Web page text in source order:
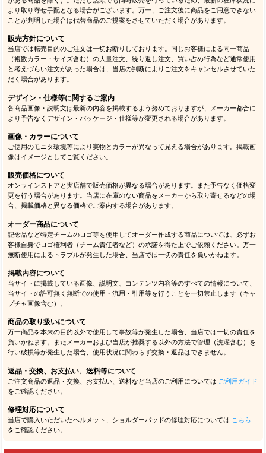
より取り寄せ手配となる場合がございます。万一、ご注文後に商品をご用意できない
ことが判明した場合は代替商品のご提案をさせていただく場合があります。
販売方針について
当店では転売目的のご注文は一切お断りしております。同じお客様による同一商品
（複数カラー・サイズ含む）の大量注文、繰り返し注文、買い占め行為など通常使用
と考えづらい注文があった場合は、当店の判断によりご注文をキャンセルさせていた
だく場合があります。
デザイン・仕様等に関するご案内
各商品画像・説明文は最新の内容を掲載するよう努めておりますが、メーカー都合に
より予告なくデザイン・パッケージ・仕様等が変更される場合があります。
画像・カラーについて
ご使用のモニタ環境等により実物とカラーが異なって見える場合があります。掲載画
像はイメージとしてご覧ください。
販売価格について
オンラインストアと実店舗で販売価格が異なる場合があります。また予告なく価格変
更を行う場合があります。当店に在庫のない商品をメーカーから取り寄せるなどの場
合、掲載価格と異なる価格でご案内する場合があります。
オーダー商品について
記念品など特定チームのロゴ等を使用してオーダー作成する商品については、必ずお
客様自身でロゴ権利者（チーム責任者など）の承諾を得た上でご依頼ください。万一
無断使用によるトラブルが発生した場合、当店では一切の責任を負いかねます。
掲載内容について
当サイトに掲載している画像、説明文、コンテンツ内容等のすべての情報について、
当サイトの許可無く無断での使用・流用・引用等を行うことを一切禁止します（キャ
プチャ画像含む）。
商品の取り扱いについて
万一商品を本来の目的以外で使用して事故等が発生した場合、当店では一切の責任を
負いかねます。またメーカーおよび当店が推奨する以外の方法で管理（洗濯含む）を
行い破損等が発生した場合、使用状況に関わらず交換・返品はできません。
返品・交換、お支払い、送料等について
ご注文商品の返品・交換、お支払い、送料など当店のご利用については ご利用ガイド
をご確認ください。
修理対応について
当店で購入いただいたヘルメット、ショルダーパッドの修理対応については こちら
をご確認ください。